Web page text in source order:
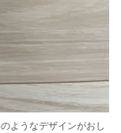
ようなデザインがおし